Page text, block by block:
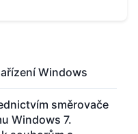
Windows
směrovače
Windows 7.